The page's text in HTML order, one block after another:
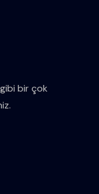
bir çok